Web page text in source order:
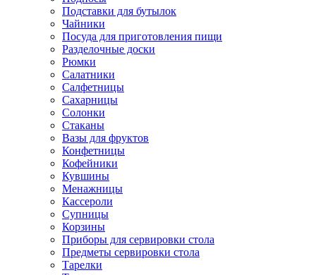
Подставки для бутылок
Чайники
Посуда для приготовления пищи
Разделочные доски
Рюмки
Салатники
Салфетницы
Сахарницы
Солонки
Стаканы
Вазы для фруктов
Конфетницы
Кофейники
Кувшины
Менажницы
Кассероли
Супницы
Корзины
Приборы для сервировки стола
Предметы сервировки стола
Тарелки